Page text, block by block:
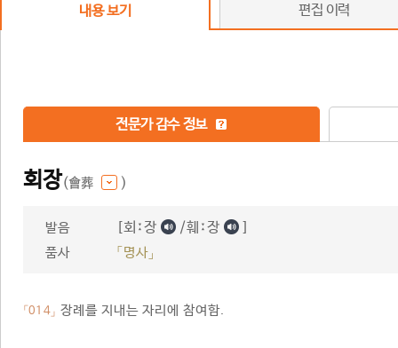
내용 보기 편집 이력
전문가 감수 정보
회장(會葬 )
발음 [회ː장 /훼ː장 ]
품사 「명사」
「014」 장례를 지내는 자리에 참여함.